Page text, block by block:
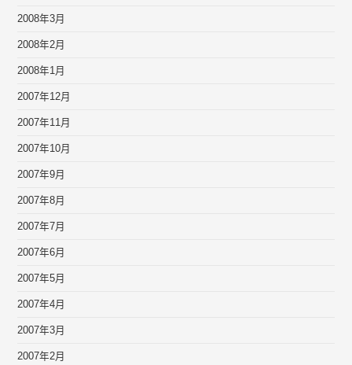
2008年3月
2008年2月
2008年1月
2007年12月
2007年11月
2007年10月
2007年9月
2007年8月
2007年7月
2007年6月
2007年5月
2007年4月
2007年3月
2007年2月